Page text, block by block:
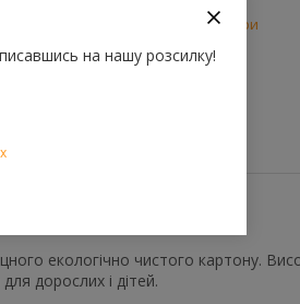
Усі товари
Теги:Пазли
екологічно чистого картону.
дорослих і дітей.
на нашу розсилку!